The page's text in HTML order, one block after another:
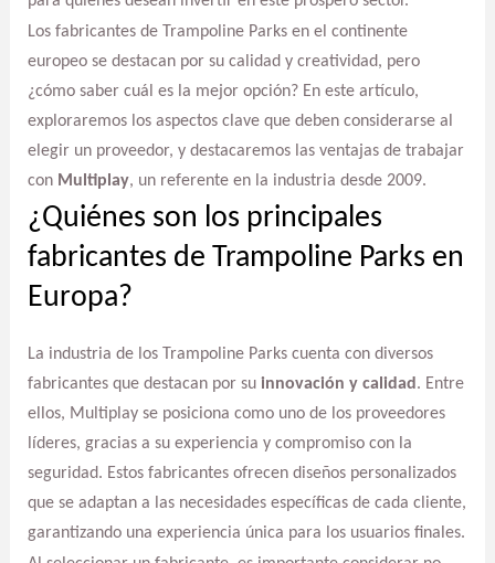
Los fabricantes de Trampoline Parks en el continente
europeo se destacan por su calidad y creatividad, pero
¿cómo saber cuál es la mejor opción? En este artículo,
exploraremos los aspectos clave que deben considerarse al
elegir un proveedor, y destacaremos las ventajas de trabajar
con Multiplay, un referente en la industria desde 2009.
¿Quiénes son los principales
fabricantes de Trampoline Parks en
Europa?
La industria de los Trampoline Parks cuenta con diversos
fabricantes que destacan por su innovación y calidad . Entre
ellos, Multiplay se posiciona como uno de los proveedores
líderes, gracias a su experiencia y compromiso con la
seguridad. Estos fabricantes ofrecen diseños personalizados
que se adaptan a las necesidades específicas de cada cliente,
garantizando una experiencia única para los usuarios finales.